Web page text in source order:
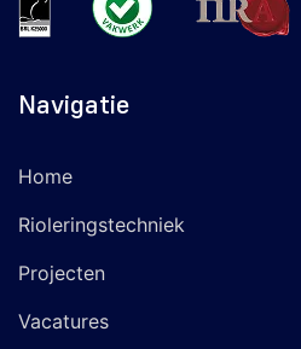
Navigatie
Home
Rioleringstechniek
Projecten
Vacatures